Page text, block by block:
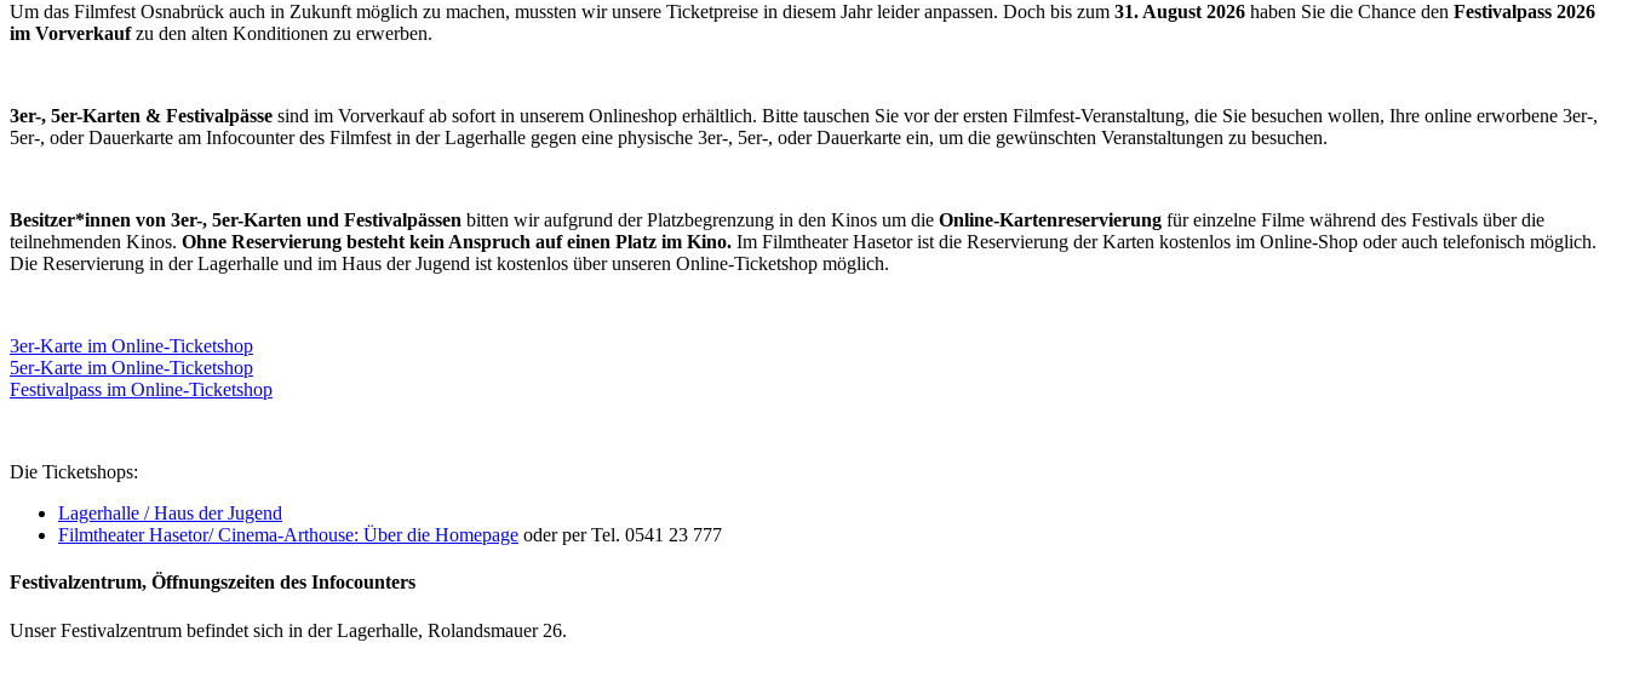
Um das Filmfest Osnabrück auch in Zukunft möglich zu machen, mussten wir unsere Ticketpreise in diesem Jahr leider anpassen. Doch bis zum 31. August 2026 haben Sie die Chance den Festivalpass 2026
im Vorverkaufzu den alten Konditionen zu erwerben.
3er-, 5er-Karten & Festivalpässe sind im Vorverkauf ab sofort in unserem Onlineshop erhältlich. Bitte tauschen Sie vor der ersten Filmfest-Veranstaltung, die Sie besuchen wollen, Ihre online erworbene 3er-,
5er-, oder Dauerkarte am Infocounter des Filmfest in der Lagerhalle gegen eine physische 3er-, 5er-, oder Dauerkarte ein, um die gewünschten Veranstaltungen zu besuchen.
Besitzer*innen von 3er-, 5er-Karten und Festivalpässen bitten wir aufgrund der Platzbegrenzung in den Kinos um die Online-Kartenreservierung für einzelne Filme während des Festivals über die
teilnehmenden Kinos. Ohne Reservierung besteht kein Anspruch auf einen Platz im Kino. Im Filmtheater Hasetor ist die Reservierung der Karten kostenlos im Online-Shop oder auch telefonisch möglich.
Die Reservierung in der Lagerhalle und im Haus der Jugend ist kostenlos über unseren Online-Ticketshop möglich.
3er-Karte im Online-Ticketshop
5er-Karte im Online-Ticketshop
Festivalpass im Online-Ticketshop
Die Ticketshops:
Lagerhalle / Haus der Jugend
Filmtheater Hasetor/ Cinema-Arthouse: Über die Homepage oder per Tel. 0541 23 777
Festivalzentrum, Öffnungszeiten des Infocounters
Unser Festivalzentrum befindet sich in der Lagerhalle, Rolandsmauer 26.